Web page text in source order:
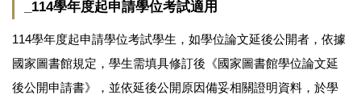
_114學年度起申請學位考試適用
114學年度起申請學位考試學生，如學位論文延後公開者，依據
國家圖書館規定，學生需填具修訂後《國家圖書館學位論文延
後公開申請書》，並依延後公開原因備妥相關證明資料，於學